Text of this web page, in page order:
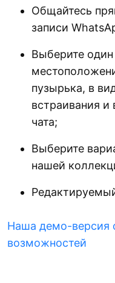
Общайтесь
записи
Выберите
пузырька, в
встраивания и
чата;
Выберите
нашей
Наша демо-версия
возможностей